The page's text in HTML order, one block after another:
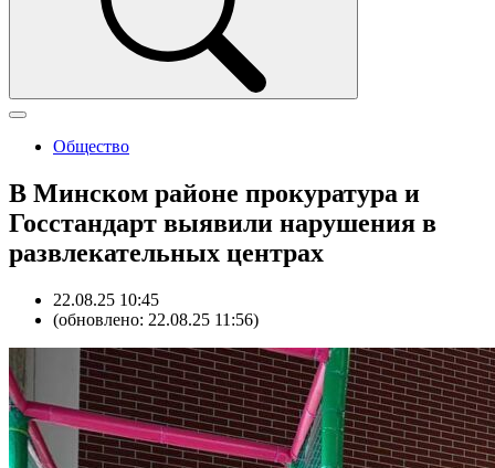
Общество
В Минском районе прокуратура и
Госстандарт выявили нарушения в
развлекательных центрах
22.08.25 10:45
(обновлено: 22.08.25 11:56)